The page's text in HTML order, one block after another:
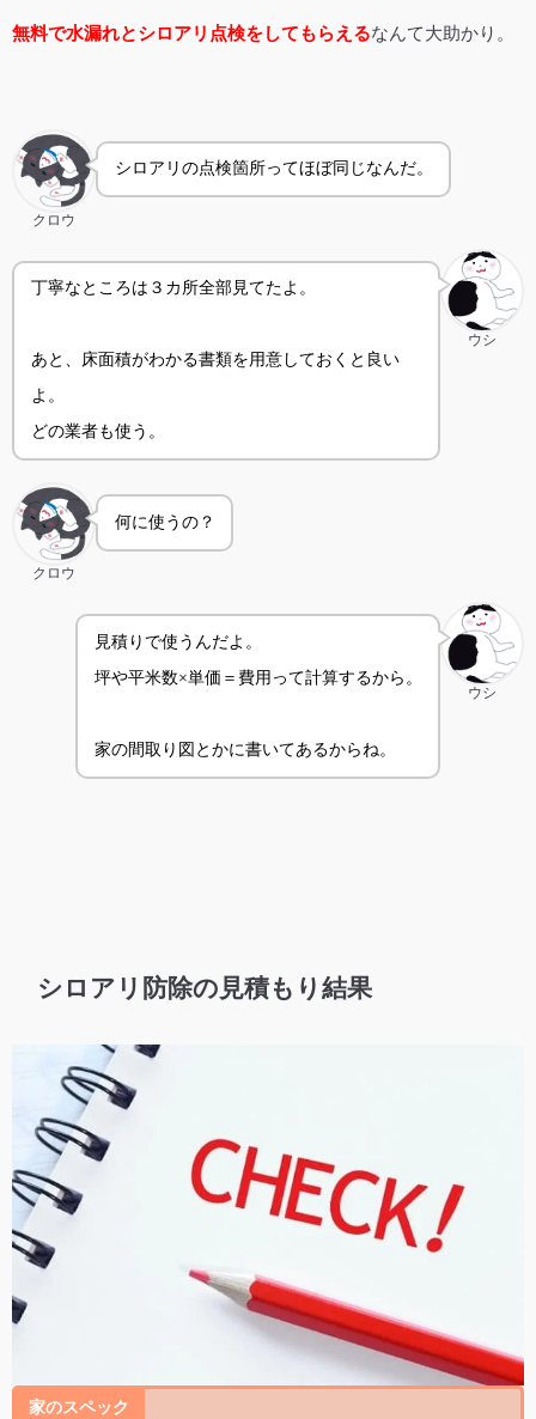
無料で水漏れとシロアリ点検をしてもらえるなんて大助かり。
クロウ
シロアリの点検箇所ってほぼ同じなんだ。
ウシ
丁寧なところは３カ所全部見てたよ。
あと、床面積がわかる書類を用意しておくと良い
よ。
どの業者も使う。
クロウ
何に使うの？
ウシ
見積りで使うんだよ。
坪や平米数×単価＝費用って計算するから。
家の間取り図とかに書いてあるからね。
シロアリ防除の見積もり結果
家のスペック